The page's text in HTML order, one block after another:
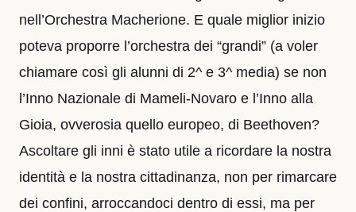
nell’Orchestra Macherione. E quale miglior inizio
poteva proporre l’orchestra dei “grandi” (a voler
chiamare così gli alunni di 2^ e 3^ media) se non
l’Inno Nazionale di Mameli-Novaro e l’Inno alla
Gioia, ovverosia quello europeo, di Beethoven?
Ascoltare gli inni è stato utile a ricordare la nostra
identità e la nostra cittadinanza, non per rimarcare
dei confini, arroccandoci dentro di essi, ma per